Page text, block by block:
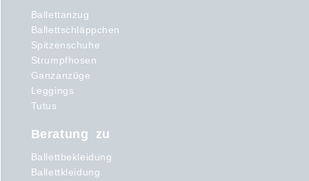
Ballettanzug
Ballettschläppchen
Spitzenschuhe
Strumpfhosen
Ganzanzüge
Leggings
Tutus
Beratung zu
Ballettbekleidung
Ballettkleidung